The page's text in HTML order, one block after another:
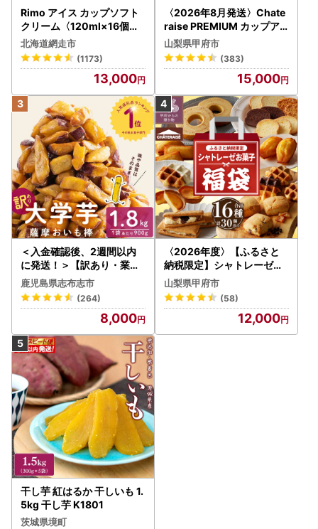
Rimo アイス カップソフト
クリーム〈120ml×16個〉
ABA002 | アイス
北海道網走市
(1173)
13,000
〈2026年8月発送〉Chate
raise PREMIUM カップア
イス 詰合せ 4種 24個 アイ
ス
山梨県甲府市
(383)
15,000
＜入金確認後、2週間以内
に発送！＞【訳あり・業務
用】薩摩おいも棒セット 計
1.8kg(900g×2袋) p8-142
-2w
鹿児島県志布志市
(264)
8,000
〈2026年度〉【ふるさと
納税限定】シャトレーゼ人
気お菓子勢ぞろい!! お菓子
福箱 シャトレーゼ
山梨県甲府市
(58)
12,000
干し芋 紅はるか 干しいも 1.
5kg 干し芋 K1801
茨城県境町